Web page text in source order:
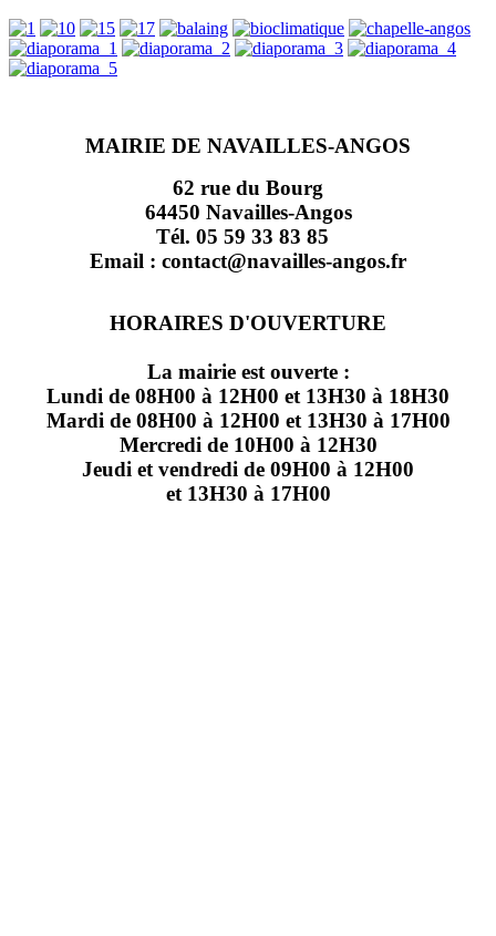
MAIRIE DE NAVAILLES-ANGOS
62 rue du Bourg
64450 Navailles-Angos
Tél. 05 59 33 83 85
Email : contact@navailles-angos.fr
HORAIRES D'OUVERTURE
La mairie est ouverte :
Lundi de 08H00 à 12H00 et 13H30 à 18H30
Mardi de 08H00 à 12H00 et 13H30 à 17H00
Mercredi de 10H00 à 12H30
Jeudi et vendredi de 09H00 à 12H00
et 13H30 à 17H00